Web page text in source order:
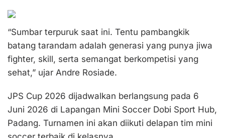
“Sumbar terpuruk saat ini. Tentu pambangkik
batang tarandam adalah generasi yang punya jiwa
fighter, skill, serta semangat berkompetisi yang
sehat,” ujar Andre Rosiade.
JPS Cup 2026 dijadwalkan berlangsung pada 6
Juni 2026 di Lapangan Mini Soccer Dobi Sport Hub,
Padang. Turnamen ini akan diikuti delapan tim mini